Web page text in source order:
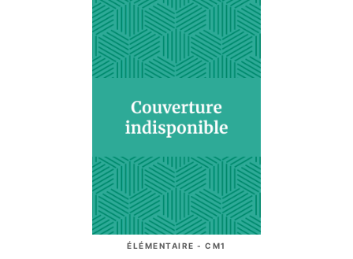
ÉLÉMENTAIRE - CM1